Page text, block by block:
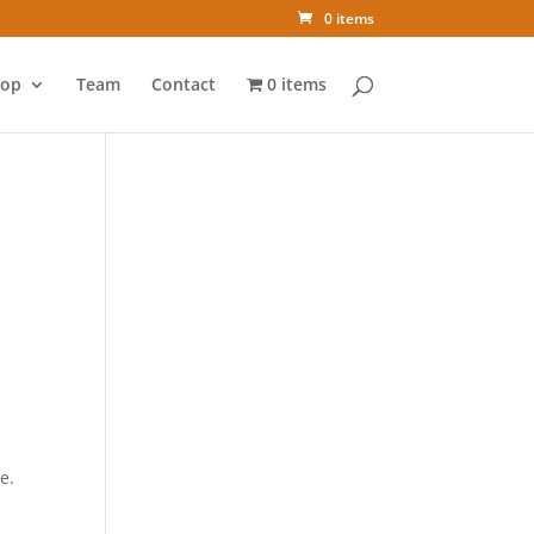
0 items
Team Contact 0 items